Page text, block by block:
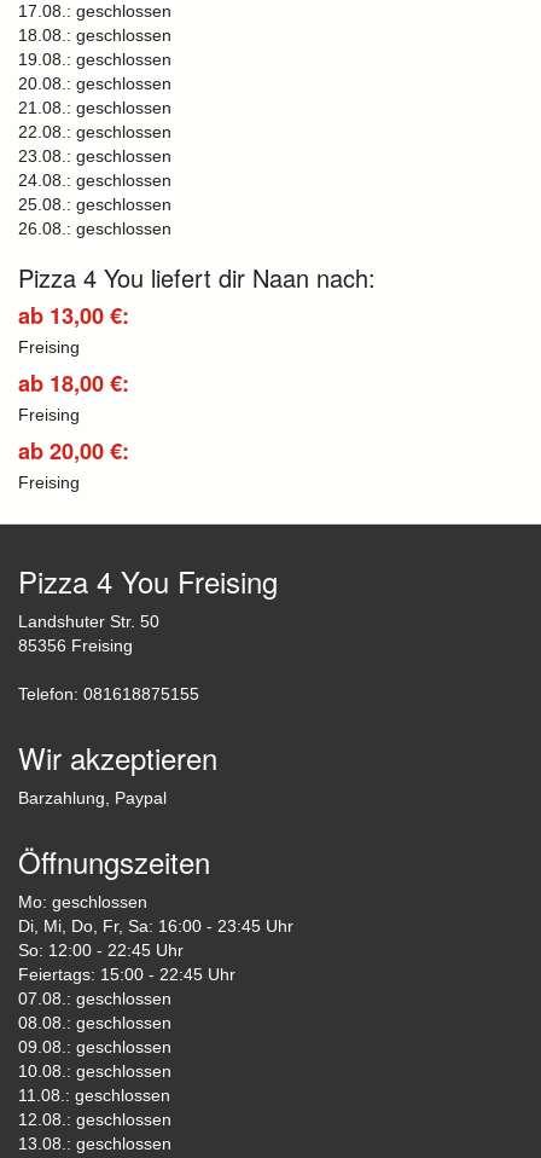
17.08.: geschlossen
18.08.: geschlossen
19.08.: geschlossen
20.08.: geschlossen
21.08.: geschlossen
22.08.: geschlossen
23.08.: geschlossen
24.08.: geschlossen
25.08.: geschlossen
26.08.: geschlossen
Pizza 4 You liefert dir Naan nach:
ab 13,00 €:
Freising
ab 18,00 €:
Freising
ab 20,00 €:
Freising
Pizza 4 You Freising
Landshuter Str. 50
85356 Freising
Telefon: 081618875155
Wir akzeptieren
Barzahlung, Paypal
Öffnungszeiten
Mo: geschlossen
Di, Mi, Do, Fr, Sa: 16:00 - 23:45 Uhr
So: 12:00 - 22:45 Uhr
Feiertags: 15:00 - 22:45 Uhr
07.08.: geschlossen
08.08.: geschlossen
09.08.: geschlossen
10.08.: geschlossen
11.08.: geschlossen
12.08.: geschlossen
13.08.: geschlossen